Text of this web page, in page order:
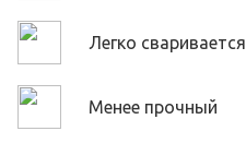
Легко сваривается
Менее прочный